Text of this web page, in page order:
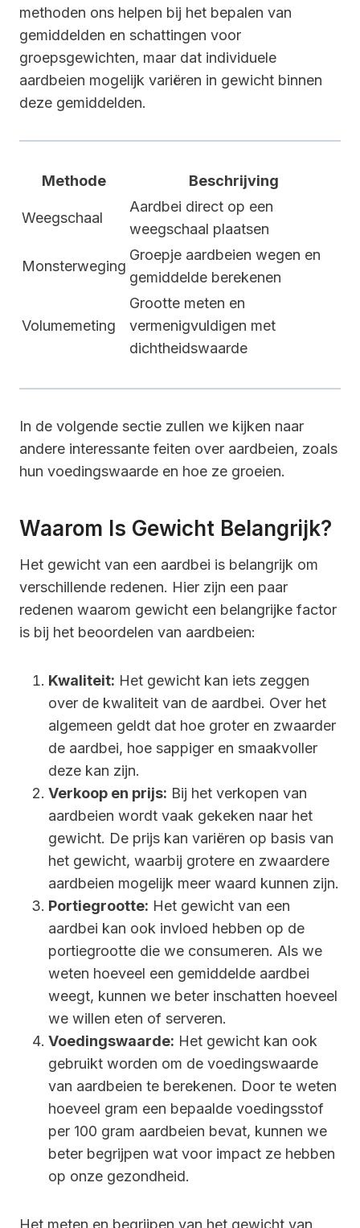
methoden ons helpen bij het bepalen van
gemiddelden en schattingen voor
groepsgewichten, maar dat individuele
aardbeien mogelijk variëren in gewicht binnen
deze gemiddelden.
Methode Beschrijving
Weegschaal
Aardbei direct op een
weegschaal plaatsen
Monsterweging
Groepje aardbeien wegen en
gemiddelde berekenen
Volumemeting
Grootte meten en
vermenigvuldigen met
dichtheidswaarde
In de volgende sectie zullen we kijken naar
andere interessante feiten over aardbeien, zoals
hun voedingswaarde en hoe ze groeien.
Waarom Is Gewicht Belangrijk?
Het gewicht van een aardbei is belangrijk om
verschillende redenen. Hier zijn een paar
redenen waarom gewicht een belangrijke factor
is bij het beoordelen van aardbeien:
Kwaliteit: Het gewicht kan iets zeggen
over de kwaliteit van de aardbei. Over het
algemeen geldt dat hoe groter en zwaarder
de aardbei, hoe sappiger en smaakvoller
deze kan zijn.
Verkoop en prijs: Bij het verkopen van
aardbeien wordt vaak gekeken naar het
gewicht. De prijs kan variëren op basis van
het gewicht, waarbij grotere en zwaardere
aardbeien mogelijk meer waard kunnen zijn.
Portiegrootte: Het gewicht van een
aardbei kan ook invloed hebben op de
portiegrootte die we consumeren. Als we
weten hoeveel een gemiddelde aardbei
weegt, kunnen we beter inschatten hoeveel
we willen eten of serveren.
Voedingswaarde: Het gewicht kan ook
gebruikt worden om de voedingswaarde
van aardbeien te berekenen. Door te weten
hoeveel gram een bepaalde voedingsstof
per 100 gram aardbeien bevat, kunnen we
beter begrijpen wat voor impact ze hebben
op onze gezondheid.
Het meten en begrijpen van het gewicht van